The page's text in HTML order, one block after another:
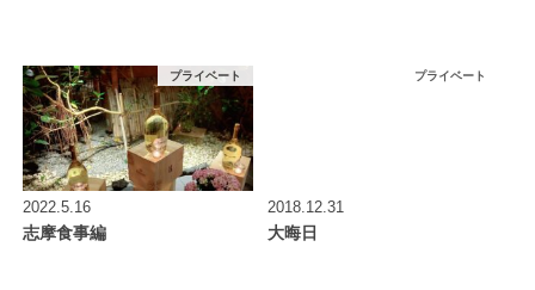
プライベート
2022.5.16
志摩食事編
プライベート
2018.12.31
大晦日